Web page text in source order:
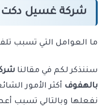
شركة غسيل دكت
ما العوامل التي تسبب
سننذكر لكم في مقالنا
بالهفوف أكثر الأمور
نفعلها وبالتالي تسبب